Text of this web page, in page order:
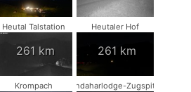
Heutal Talstation
261 km
Heutaler Hof
261 km
Krompach Kandaharlodge-Zugspitze